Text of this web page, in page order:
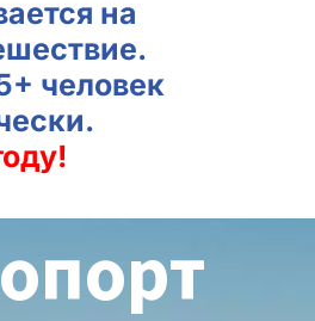
на
человек